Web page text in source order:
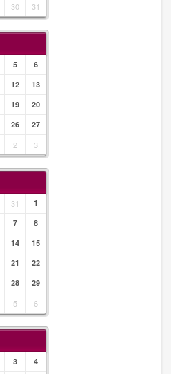
30 31
5
6
12
13
19
20
26
27
2 3
31
1
7
8
14
15
21
22
28
29
5 6
3 4